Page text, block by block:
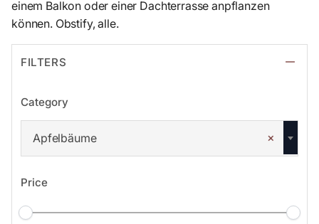
einem Balkon oder einer Dachterrasse anpflanzen
können. Obstify, alle.
FILTERS
Category
×
Apfelbäume
Price